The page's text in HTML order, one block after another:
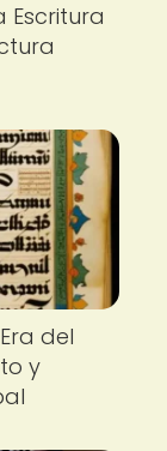
del
y